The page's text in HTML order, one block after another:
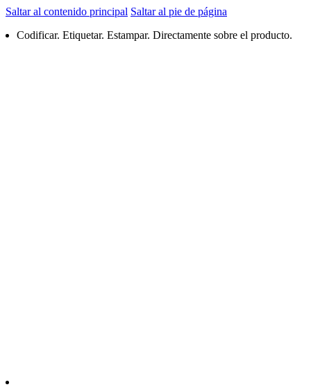
Saltar al contenido principal Saltar al pie de página
Codificar. Etiquetar. Estampar. Directamente sobre el producto.